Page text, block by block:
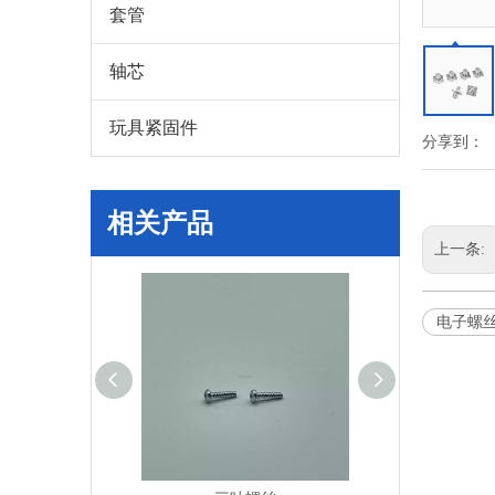
套管
轴芯
玩具紧固件
相关产品
分享到：
上一条:
电子螺